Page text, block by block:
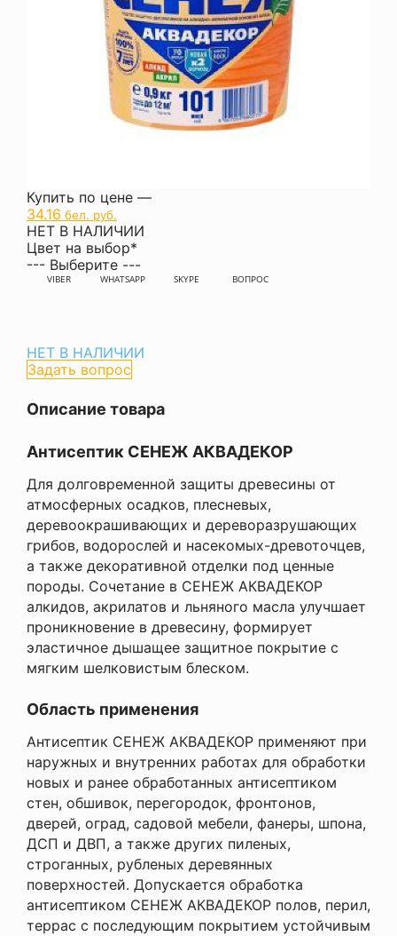
Купить по цене —
34.16 бел. руб.
НЕТ В НАЛИЧИИ
Цвет на выбор*
--- Выберите ---
VIBER WHATSAPP SKYPE ВОПРОС
НЕТ В НАЛИЧИИ
Задать вопрос
Описание товара
Антисептик СЕНЕЖ АКВАДЕКОР
Для долговременной защиты древесины от
атмосферных осадков, плесневых,
деревоокрашивающих и дереворазрушающих
грибов, водорослей и насекомых-древоточцев,
а также декоративной отделки под ценные
породы. Сочетание в СЕНЕЖ АКВАДЕКОР
алкидов, акрилатов и льняного масла улучшает
проникновение в древесину, формирует
эластичное дышащее защитное покрытие с
мягким шелковистым блеском.
Область применения
Антисептик СЕНЕЖ АКВАДЕКОР применяют при
наружных и внутренних работах для обработки
новых и ранее обработанных антисептиком
стен, обшивок, перегородок, фронтонов,
дверей, оград, садовой мебели, фанеры, шпона,
ДСП и ДВП, а также других пиленых,
строганных, рубленых деревянных
поверхностей. Допускается обработка
антисептиком СЕНЕЖ АКВАДЕКОР полов, перил,
террас с последующим покрытием устойчивым